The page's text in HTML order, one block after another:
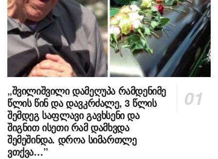
„შვილიშვილი დამეღუპა რამდენიმე
წლის წინ და დავკრძალე, 3 წლის
შემდეგ საფლავი გავხსენი და
შიგნით ისეთი რამ დამხვდა
შემეშინდა. დროა სიმართლე
ვთქვა…”